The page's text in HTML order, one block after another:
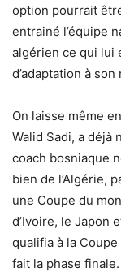
option pourrait
entrainé l’équipe
algérien ce qui lui
d’adaptation à
On laisse même
Walid Sadi, a déjà
coach bosniaque
bien de l’Algérie,
une Coupe du
d’Ivoire, le Japon
qualifia à la Coupe
fait la phase finale.